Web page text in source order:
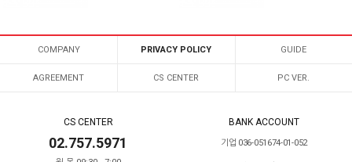
COMPANY PRIVACY POLICY GUIDE
AGREEMENT CS CENTER PC VER.
CS CENTER
02.757.5971
BANK ACCOUNT
기업 036-051674-01-052